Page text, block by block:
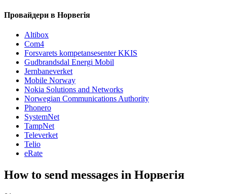
Провайдери в Норвегія
Altibox
Com4
Forsvarets kompetansesenter KKIS
Gudbrandsdal Energi Mobil
Jernbaneverket
Mobile Norway
Nokia Solutions and Networks
Norwegian Communications Authority
Phonero
SystemNet
TampNet
Televerket
Telio
eRate
How to send messages in Норвегія